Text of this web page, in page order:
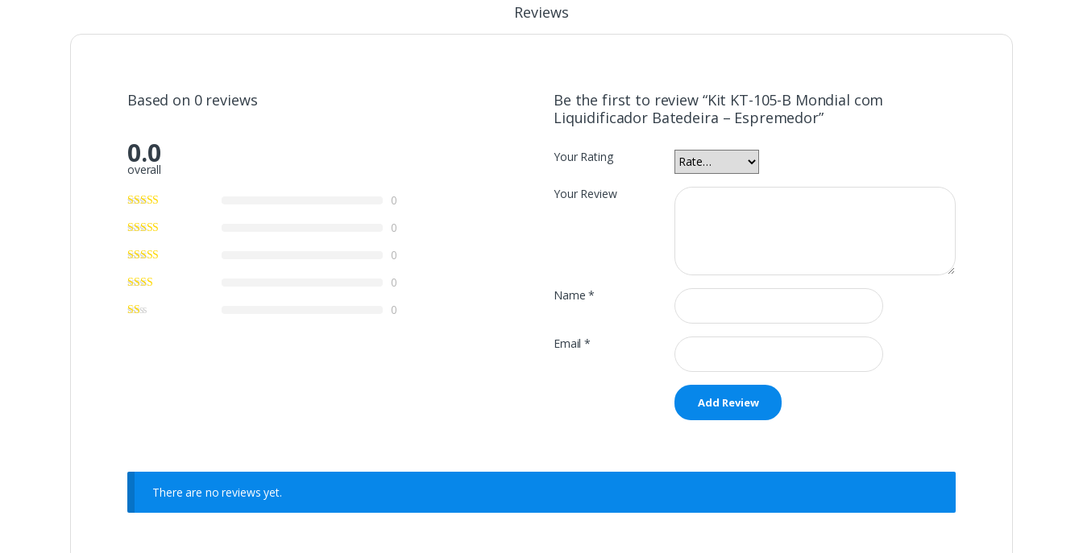
Reviews
Based on 0 reviews
0.0
overall
0
0
0
0
0
Be the first to review “Kit KT-105-B Mondial com
Liquidificador Batedeira – Espremedor”
Your Rating
Your Review
Name*
Email*
There are no reviews yet.